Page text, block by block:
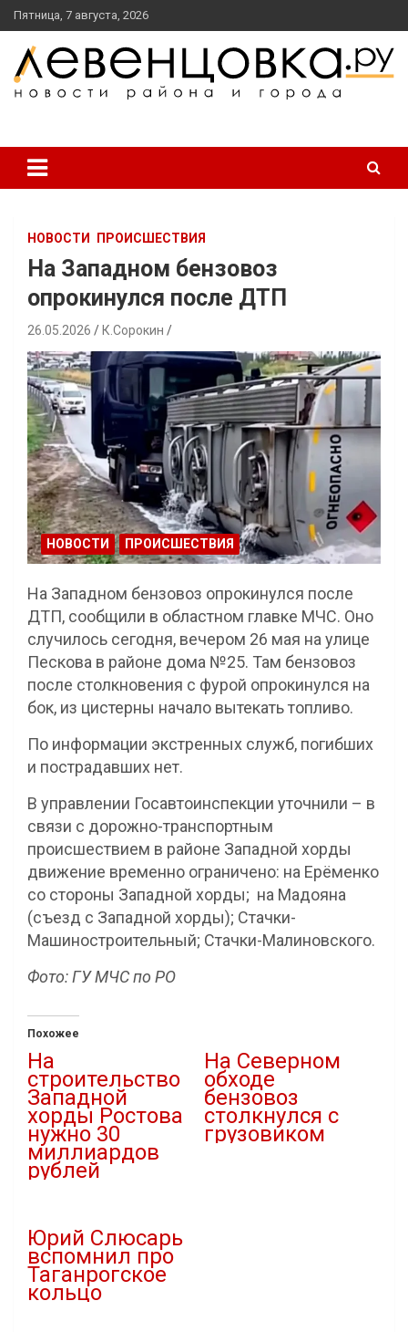
перейти
к
содержанию
Пятница, 7 августа, 2026
НОВОСТИ ПРОИСШЕСТВИЯ
На Западном бензовоз
опрокинулся после ДТП
26.05.2026 К.Сорокин
НОВОСТИ ПРОИСШЕСТВИЯ
На Западном бензовоз опрокинулся после
ДТП, сообщили в областном главке МЧС. Оно
случилось сегодня, вечером 26 мая на улице
Пескова в районе дома №25. Там бензовоз
после столкновения с фурой опрокинулся на
бок, из цистерны начало вытекать топливо.
По информации экстренных служб, погибших
и пострадавших нет.
В управлении Госавтоинспекции уточнили – в
связи с дорожно-транспортным
происшествием в районе Западной хорды
движение временно ограничено: на Ерёменко
со стороны Западной хорды; на Мадояна
(съезд с Западной хорды); Стачки-
Машиностроительный; Стачки-Малиновского.
Фото: ГУ МЧС по РО
Похожее
На
строительство
Западной
хорды Ростова
нужно 30
миллиардов
рублей
На Северном
обходе
бензовоз
столкнулся с
грузовиком
Юрий Слюсарь
вспомнил про
Таганрогское
кольцо